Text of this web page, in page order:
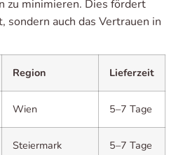
zu minimieren. Dies fördert
sondern auch das Vertrauen in
Region Lieferzeit
Wien 5–7 Tage
Steiermark 5–7 Tage